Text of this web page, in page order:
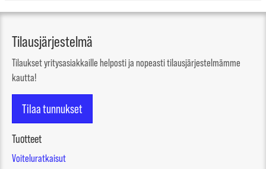
Tilausjärjestelmä
Tilaukset yritysasiakkaille helposti ja nopeasti tilausjärjestelmämme
kautta!
Tilaa tunnukset
Tuotteet
Voiteluratkaisut